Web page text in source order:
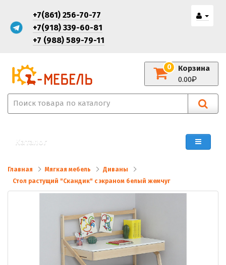
+7(861) 256-70-77
+7(918) 339-60-81
+7 (988) 589-79-11
Корзина
0
0.00
Каталог
Главная Мягкая мебель
Диваны
Стол растущий "Скандик" с экраном белый жемчуг